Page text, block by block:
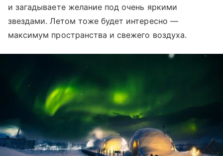
и загадываете желание под очень яркими
звездами. Летом тоже будет интересно —
максимум пространства и свежего воздуха.